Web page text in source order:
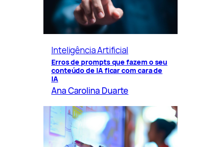
Inteligência Artificial
Erros de prompts que fazem o seu
conteúdo de IA ficar com cara de
IA
Ana Carolina Duarte